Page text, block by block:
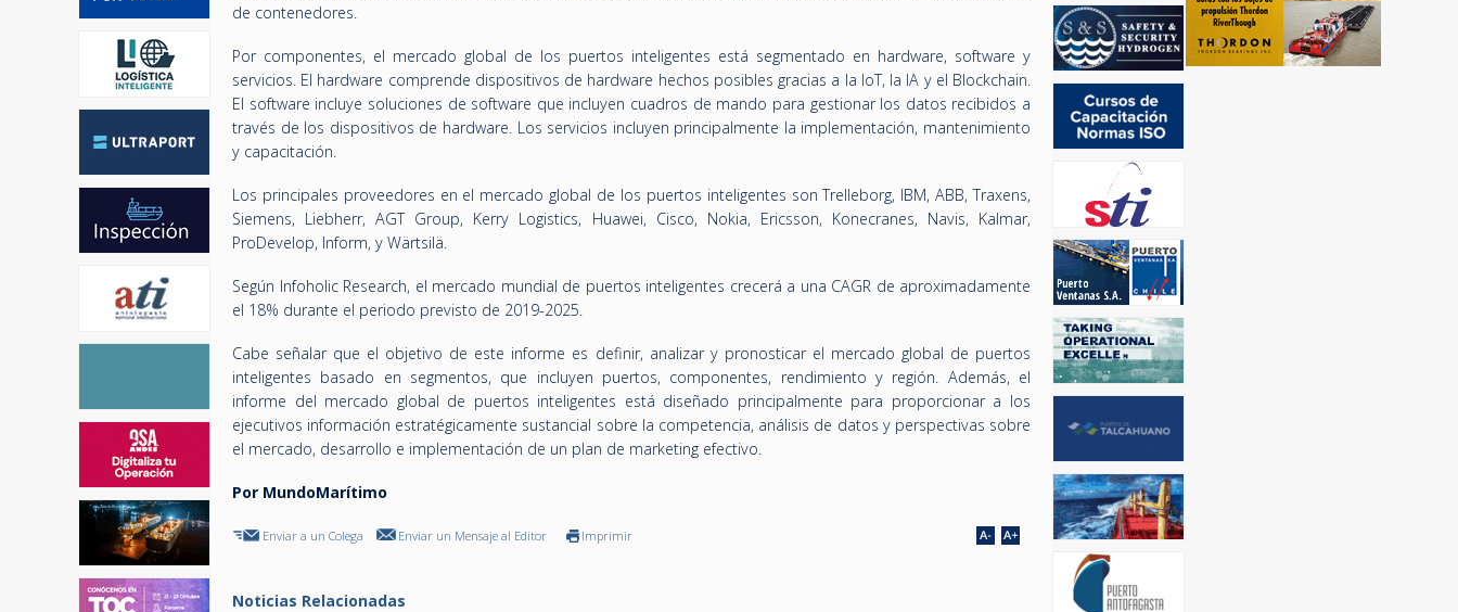
de contenedores.
Por componentes, el mercado global de los puertos inteligentes está segmentado en hardware, software y
servicios. El hardware comprende dispositivos de hardware hechos posibles gracias a la IoT, la IA y el Blockchain.
El software incluye soluciones de software que incluyen cuadros de mando para gestionar los datos recibidos a
través de los dispositivos de hardware. Los servicios incluyen principalmente la implementación, mantenimiento
y capacitación.
Los principales proveedores en el mercado global de los puertos inteligentes son Trelleborg, IBM, ABB, Traxens,
Siemens, Liebherr, AGT Group, Kerry Logistics, Huawei, Cisco, Nokia, Ericsson, Konecranes, Navis, Kalmar,
ProDevelop, Inform, y Wärtsilä.
Según Infoholic Research, el mercado mundial de puertos inteligentes crecerá a una CAGR de aproximadamente
el 18% durante el periodo previsto de 2019-2025.
Cabe señalar que el objetivo de este informe es definir, analizar y pronosticar el mercado global de puertos
inteligentes basado en segmentos, que incluyen puertos, componentes, rendimiento y región. Además, el
informe del mercado global de puertos inteligentes está diseñado principalmente para proporcionar a los
ejecutivos información estratégicamente sustancial sobre la competencia, análisis de datos y perspectivas sobre
el mercado, desarrollo e implementación de un plan de marketing efectivo.
Por MundoMarítimo
Enviar a un Colega Enviar un Mensaje al Editor Imprimir
Noticias Relacionadas